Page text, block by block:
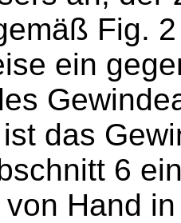
Fig.
ein
das
6
Hand